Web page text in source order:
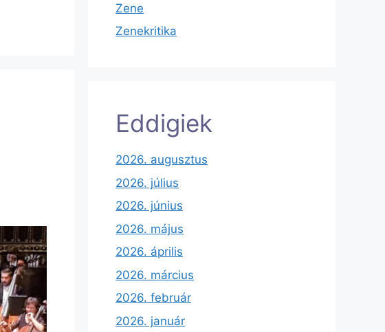
Zene
Zenekritika
Eddigiek
2026. augusztus
2026. július
2026. június
2026. május
2026. április
2026. március
2026. február
2026. január